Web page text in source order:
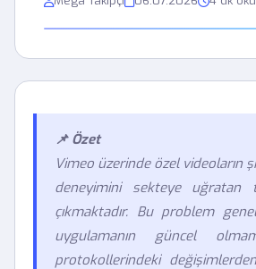
📌 Özet
Vimeo üzerinde özel videoların
deneyimini sekteye uğratan
çıkmaktadır. Bu problem
uygulamanın güncel
protokollerindeki